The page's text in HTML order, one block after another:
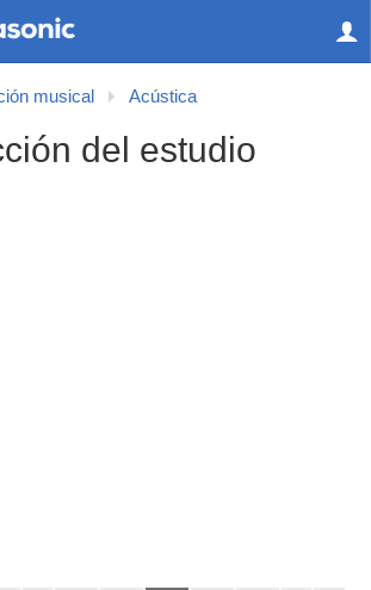
musical Acústica
del estudio